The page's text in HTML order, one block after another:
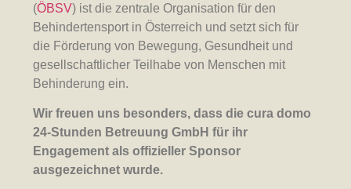
(ÖBSV) ist die zentrale Organisation für den
Behindertensport in Österreich und setzt sich für
die Förderung von Bewegung, Gesundheit und
gesellschaftlicher Teilhabe von Menschen mit
Behinderung ein.
Wir freuen uns besonders, dass die cura domo
24-Stunden Betreuung GmbH für ihr
Engagement als offizieller Sponsor
ausgezeichnet wurde.